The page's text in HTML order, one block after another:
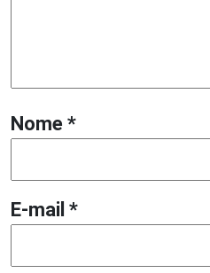
Nome *
E-mail *